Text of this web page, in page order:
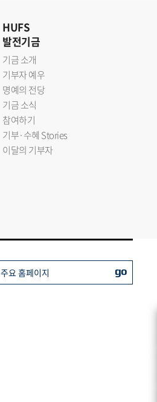
HUFS
발전기금
기금 소개
기부자 예우
명예의 전당
기금 소식
참여하기
기부·수혜 Stories
이달의 기부자
주요 홈페이지 go